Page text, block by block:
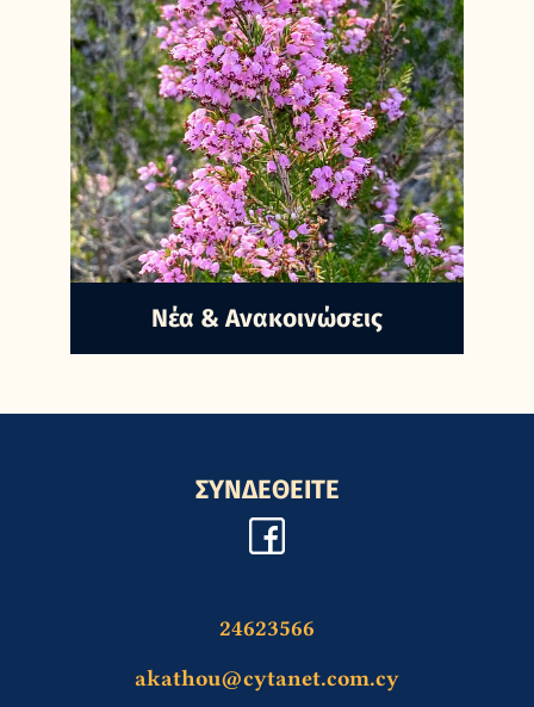
Nέα & Ανακοινώσεις
ΣΥΝΔΕΘΕΙΤΕ
24623566
akathou@cytanet.com.cy